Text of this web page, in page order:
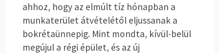
ahhoz, hogy az elmúlt tíz hónapban a
munkaterület átvételétől eljussanak a
bokrétaünnepig. Mint mondta, kívül-belül
megújul a régi épület, és az új